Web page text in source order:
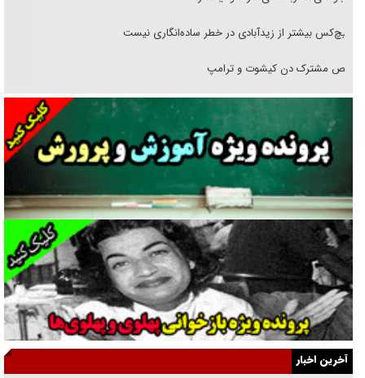
هیچ‌کس بیشتر از زیدآبادی در خطر ساده‌انگاری نیست
رقص مشترک دن کیشوت و ترامپ
دنده دولت به واگذاری مسئله‌دار ایران‌خودرو/ خصوصی‌سازی یا انحصار؟
غریزه‌ی بقا و آقای باقی و رفقا
جراحی‌های زیبایی با مدرک فوق‌دیپلم! + گفت‌وگو با متهم
گفت‌وگو با همسر یکی از شهدای جنگ رمضان/ پیکر بی‌سر شهید را از
انگشت‌های پا شناسایی کردیم
نسلی که آنلاین الگو می‌گیرد
گفت‌وگو با آیت‌الله جاودان/ جفای مخالفان مکانت معنوی رهبر شهید را
ارتقا می‌داد
راننده مست به قانون می‌خندد
آخرین اخبار